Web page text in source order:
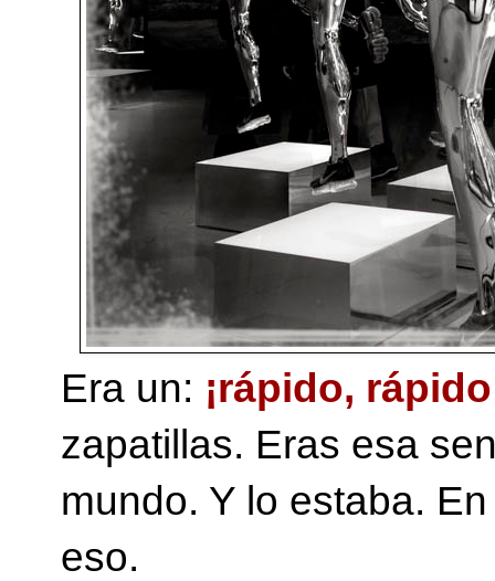
Era un: ¡rápido,
zapatillas. Eras esa
mundo. Y lo estaba.
eso.